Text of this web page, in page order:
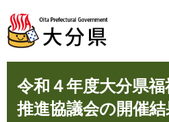
ジ
先
ュ
を
令和４年度大分県
推進協議会の開催